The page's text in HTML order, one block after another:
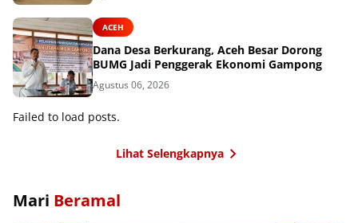
ACEH
Dana Desa Berkurang, Aceh Besar Dorong
BUMG Jadi Penggerak Ekonomi Gampong
Agustus 06, 2026
Failed to load posts.
Lihat Selengkapnya
Mari Beramal